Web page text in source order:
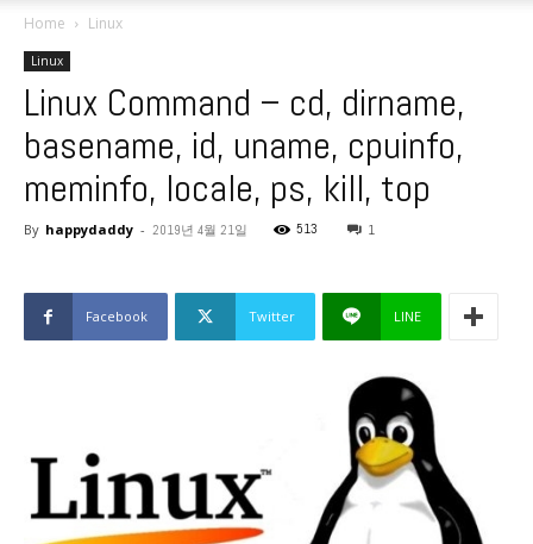
Home Linux
Linux
Linux Command – cd, dirname,
basename, id, uname, cpuinfo,
meminfo, locale, ps, kill, top
By happydaddy - 2019년 4월 21일 513 1
Facebook Twitter LINE